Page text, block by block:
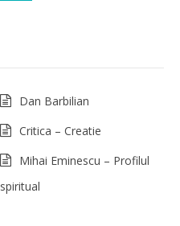
Dan Barbilian
Critica – Creatie
Mihai Eminescu – Profilul
spiritual